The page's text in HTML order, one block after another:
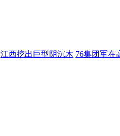
江西挖出巨型阴沉木 76集团军在